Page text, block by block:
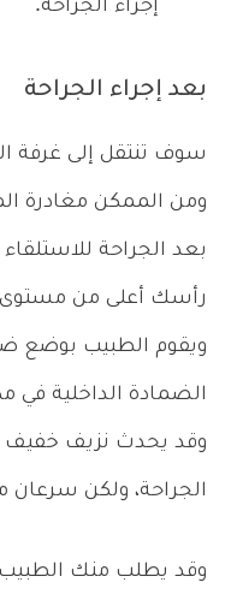
إجراء الجراحة.
بعد إجراء الجراحة
سوف تنتقل إلى غرفة
ومن الممكن مغادرة
بعد الجراحة
رأسك أعلى من مستوى
ويقوم الطبيب بوضع
وقد يحدث نزيف خفيف
الجراحة، ولكن سرعان
وقد يطلب منك الطبيب